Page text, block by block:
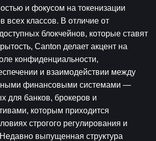
и фокусом на токенизации
всех классов. В отличие от
блокчейнов, которые ставят
Canton делает акцент на
конфиденциальности,
и взаимодействии между
финансовыми системами —
для банков, брокеров и
которым приходится
строгого регулирования и
выпущенная структура